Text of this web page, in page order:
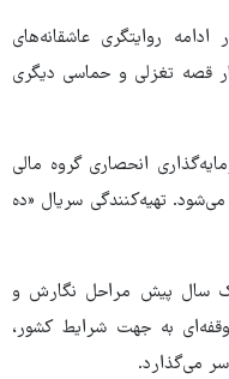
روایتگری عاشقانه‌های
قصه‌ تغزلی و حماسی دیگری
۱۳ قسمتی با سرمایه‌گذاری انحصاری گروه مالی
تهیه‌کنندگی سریال «ده
یک سال پیش مراحل نگارش و
به جهت شرایط کشور،
می‌گذارد.